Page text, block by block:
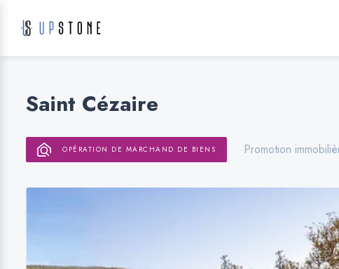
Saint Cézaire
OPÉRATION DE MARCHAND DE BIENS Promotion